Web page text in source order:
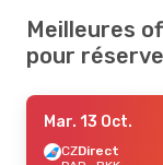
Meilleures
pour
Mar. 13 Oct.
CZDirect